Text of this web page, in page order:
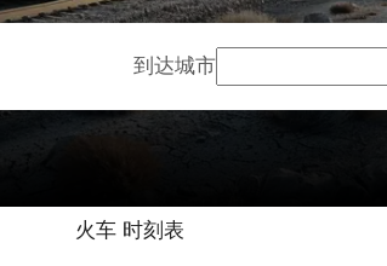
到达城市
火车 时刻表